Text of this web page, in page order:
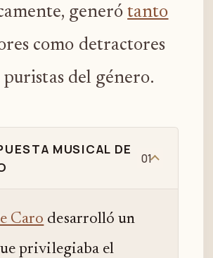
generótanto
como detractores
del género.
MUSICAL DE
01
Caro desarrolló un
privilegiaba el